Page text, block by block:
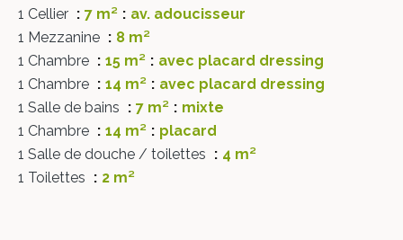
1 Cellier
7 m²
av. adoucisseur
1 Mezzanine
8 m²
1 Chambre
15 m²
avec placard dressing
1 Chambre
14 m²
avec placard dressing
1 Salle de bains
7 m²
mixte
1 Chambre
14 m²
placard
1 Salle de douche / toilettes
4 m²
1 Toilettes
2 m²